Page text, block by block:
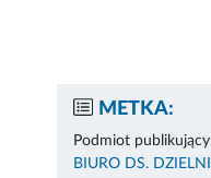
METKA:
Podmiot
BIURO DS.